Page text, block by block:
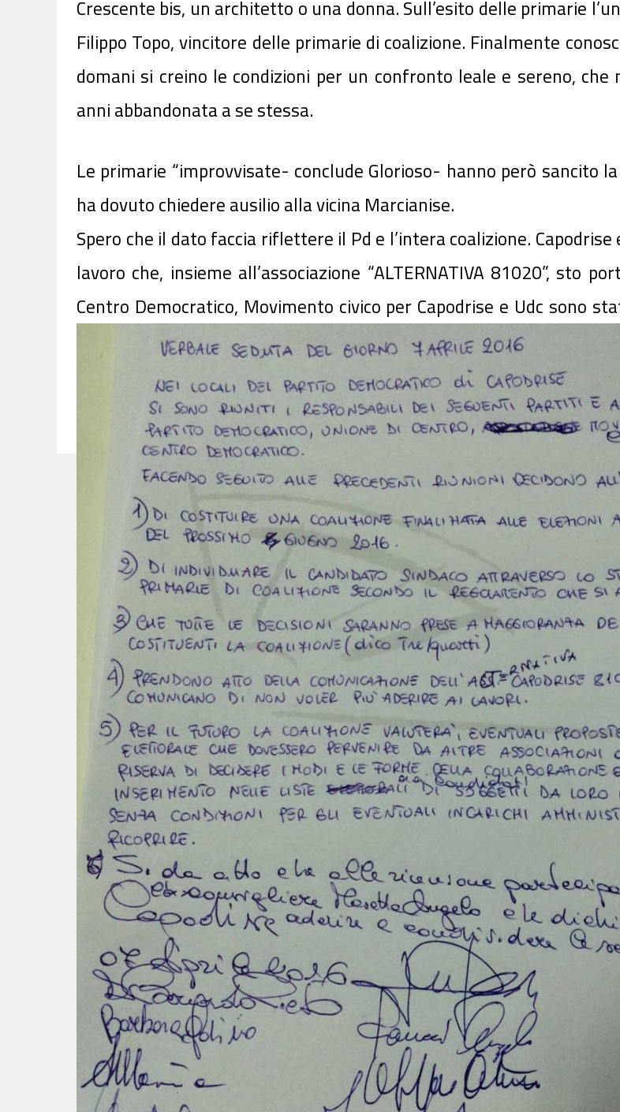
Crescente bis, un architetto o una donna. Sull’esito delle primarie
Filippo Topo, vincitore delle primarie di coalizione. Finalmente
domani si creino le condizioni per un confronto leale e sereno,
anni abbandonata a se stessa.
Le primarie “improvvisate- conclude Glorioso- hanno però sancito
ha dovuto chiedere ausilio alla vicina Marcianise.
Spero che il dato faccia riflettere il Pd e l’intera coalizione.
lavoro che, insieme all’associazione “ALTERNATIVA 81020”, sto
Centro Democratico, Movimento civico per Capodrise e Udc sono